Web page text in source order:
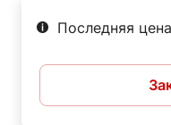
Последняя цена